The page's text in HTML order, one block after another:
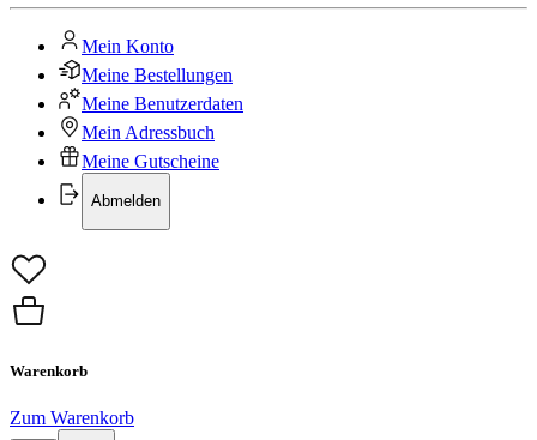
Mein Konto
Meine Bestellungen
Meine Benutzerdaten
Mein Adressbuch
Meine Gutscheine
Abmelden
Warenkorb
Zum Warenkorb